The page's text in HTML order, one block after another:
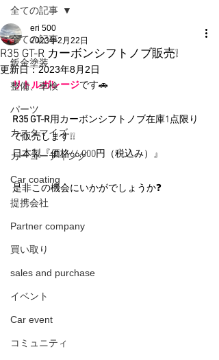
全ての記事
鈑金塗装
整備、車検
パーツ
カスタマイズ
カーコーティング
Car coating
提携会社
Partner company
買い取り
sales and purchase
イベント
Car event
コミュニティ
全ての記事
R35 GT-R カーボンシフトノブ販売❕
eri 500
2023年2月22日
更新日：2023年8月2日
リトルガレージです🚗
R35 GT-R用カーボンシフトノブ在庫1点限り
で販売します❕❕
日本製『価格66,000円（税込み）』
是非この機会にいかがでしょうか❓